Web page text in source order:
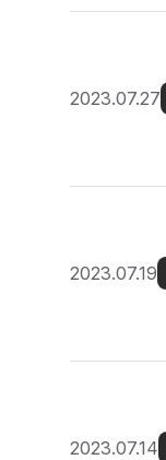
2023.07.27
2023.07.19
2023.07.14